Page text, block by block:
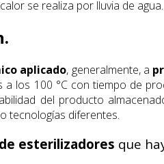
se realiza por lluvia de agua.
aplicado, generalmente, a
los 100 °C con tiempo de
del producto
tecnologías diferentes.
esterilizadores que